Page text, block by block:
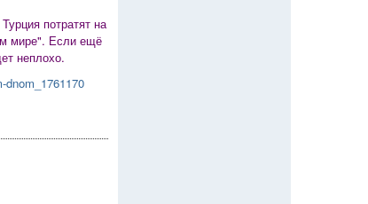
потратят на
мире". Если ещё
неплохо.